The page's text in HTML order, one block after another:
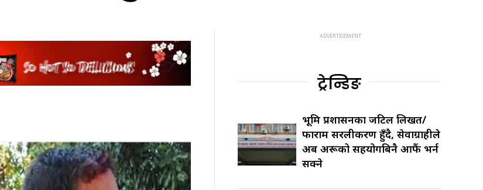
ट्रेन्डिङ
भूमि प्रशासनका जटिल लिखत/
फाराम सरलीकरण हुँदै, सेवाग्राहीले
अब अरूको सहयोगबिनै आफैं भर्न
सक्ने